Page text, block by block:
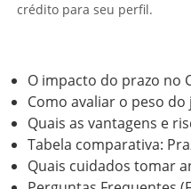
crédito para seu perfil.
O impacto do prazo no
Como avaliar o peso
Quais as vantagens e
Tabela comparativa:
Quais cuidados tomar